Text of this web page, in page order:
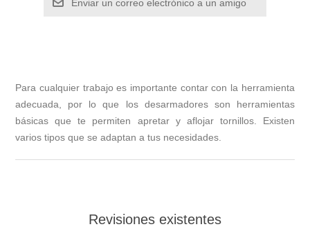
Enviar un correo electrónico a un amigo
Para cualquier trabajo es importante contar con la herramienta
adecuada, por lo que los desarmadores son herramientas
básicas que te permiten apretar y aflojar tornillos. Existen
varios tipos que se adaptan a tus necesidades.
Revisiones existentes